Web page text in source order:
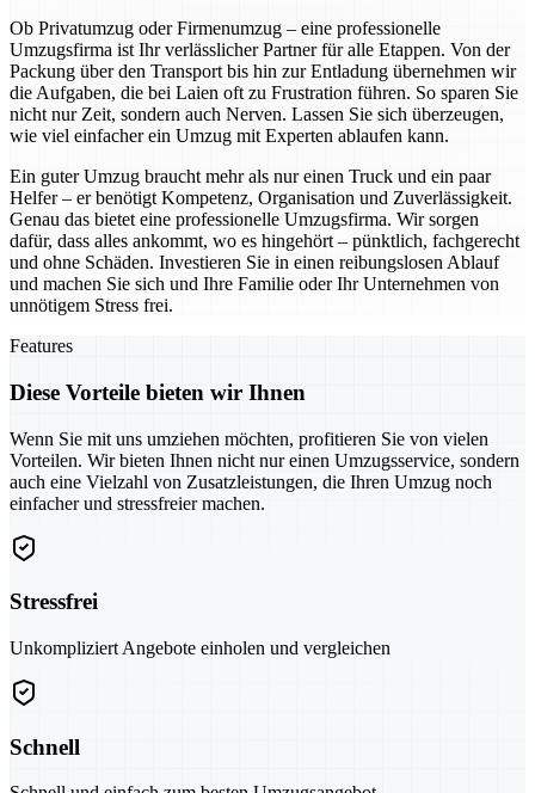
Ob Privatumzug oder Firmenumzug – eine professionelle
Umzugsfirma ist Ihr verlässlicher Partner für alle Etappen. Von der
Packung über den Transport bis hin zur Entladung übernehmen wir
die Aufgaben, die bei Laien oft zu Frustration führen. So sparen Sie
nicht nur Zeit, sondern auch Nerven. Lassen Sie sich überzeugen,
wie viel einfacher ein Umzug mit Experten ablaufen kann.
Ein guter Umzug braucht mehr als nur einen Truck und ein paar
Helfer – er benötigt Kompetenz, Organisation und Zuverlässigkeit.
Genau das bietet eine professionelle Umzugsfirma. Wir sorgen
dafür, dass alles ankommt, wo es hingehört – pünktlich, fachgerecht
und ohne Schäden. Investieren Sie in einen reibungslosen Ablauf
und machen Sie sich und Ihre Familie oder Ihr Unternehmen von
unnötigem Stress frei.
Features
Diese Vorteile bieten wir Ihnen
Wenn Sie mit uns umziehen möchten, profitieren Sie von vielen
Vorteilen. Wir bieten Ihnen nicht nur einen Umzugsservice, sondern
auch eine Vielzahl von Zusatzleistungen, die Ihren Umzug noch
einfacher und stressfreier machen.
Stressfrei
Unkompliziert Angebote einholen und vergleichen
Schnell